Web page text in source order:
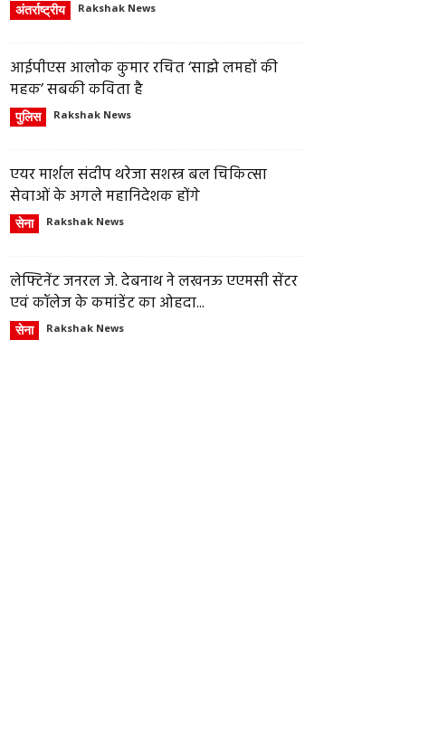
अंतर्राष्ट्रीय Rakshak News
आईपीएस आलोक कुमार रचित ‘साझे लमहों की
महक’ सबकी कविता है
पुलिस Rakshak News
एयर मार्शल संदीप थरेजा सशस्त्र बल चिकित्सा
सेवाओं के अगले महानिदेशक होंगे
सेना Rakshak News
लेफ्टिनेंट जनरल जे. देबनाथ ने लखनऊ एएमसी सेंटर
एवं कॉलेज के कमांडेंट का ओहदा...
सेना Rakshak News